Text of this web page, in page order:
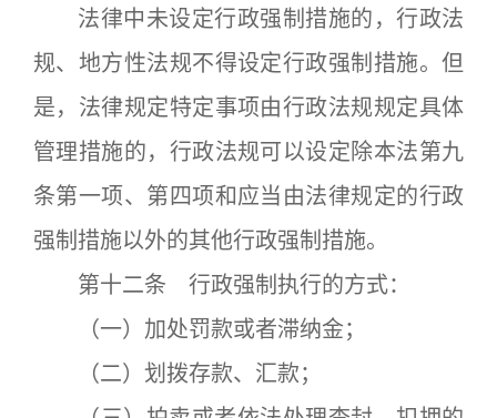
法律中未设定行政强制措施的，行政法
规、地方性法规不得设定行政强制措施。但
是，法律规定特定事项由行政法规规定具体
管理措施的，行政法规可以设定除本法第九
条第一项、第四项和应当由法律规定的行政
强制措施以外的其他行政强制措施。
第十二条 行政强制执行的方式：
（一）加处罚款或者滞纳金；
（二）划拨存款、汇款；